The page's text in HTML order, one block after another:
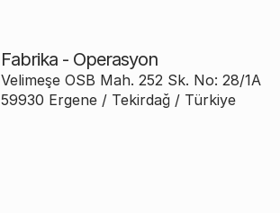
Fabrika - Operasyon
Velimeşe OSB Mah. 252 Sk. No: 28/1A
59930 Ergene / Tekirdağ / Türkiye